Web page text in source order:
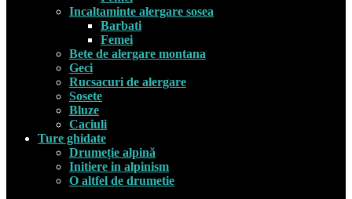
Incaltaminte alergare sosea
Barbati
Femei
Bete de alergare montana
Geci
Rucsacuri de alergare
Sosete
Bluze
Caciuli
Ture ghidate
Drumeție alpină
Initiere in alpinism
O altfel de drumetie